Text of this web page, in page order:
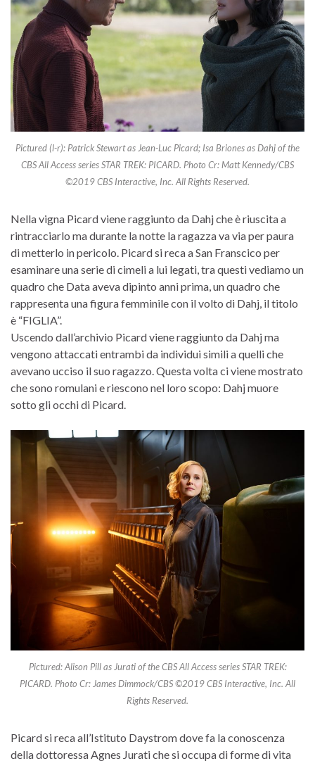
Pictured (l-r): Patrick Stewart as Jean-Luc Picard; Isa Briones as Dahj of the
CBS All Access series STAR TREK: PICARD. Photo Cr: Matt Kennedy/CBS
©2019 CBS Interactive, Inc. All Rights Reserved.
Nella vigna Picard viene raggiunto da Dahj che è riuscita a
rintracciarlo ma durante la notte la ragazza va via per paura
di metterlo in pericolo. Picard si reca a San Franscico per
esaminare una serie di cimeli a lui legati, tra questi vediamo un
quadro che Data aveva dipinto anni prima, un quadro che
rappresenta una figura femminile con il volto di Dahj, il titolo
è “FIGLIA”.
Uscendo dall’archivio Picard viene raggiunto da Dahj ma
vengono attaccati entrambi da individui simili a quelli che
avevano ucciso il suo ragazzo. Questa volta ci viene mostrato
che sono romulani e riescono nel loro scopo: Dahj muore
sotto gli occhi di Picard.
Pictured: Alison Pill as Jurati of the CBS All Access series STAR TREK:
PICARD. Photo Cr: James Dimmock/CBS ©2019 CBS Interactive, Inc. All
Rights Reserved.
Picard si reca all’Istituto Daystrom dove fa la conoscenza
della dottoressa Agnes Jurati che si occupa di forme di vita